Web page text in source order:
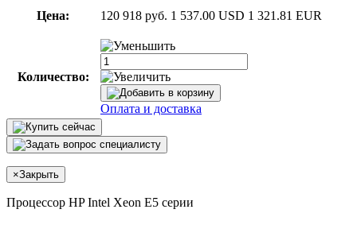
Цена: 120 918 руб. 1 537.00 USD 1 321.81 EUR
Количество:
Оплата и доставка
×Закрыть
Процессор HP Intel Xeon E5 серии